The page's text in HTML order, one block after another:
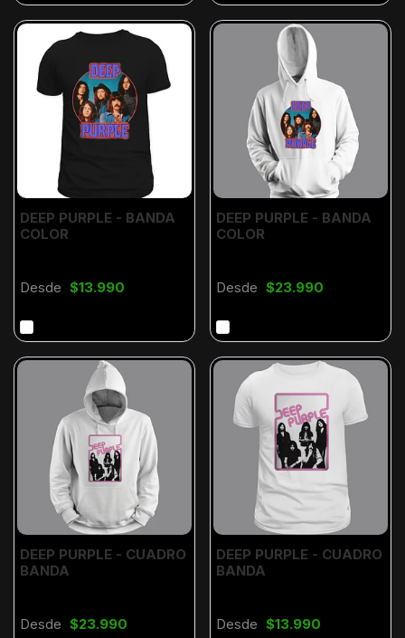
DEEP PURPLE - BANDA
COLOR
Desde $13.990
DEEP PURPLE - BANDA
COLOR
Desde $23.990
DEEP PURPLE - CUADRO
BANDA
Desde $23.990
DEEP PURPLE - CUADRO
BANDA
Desde $13.990